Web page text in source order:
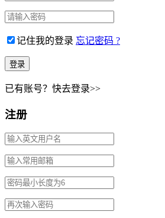
记住我的登录 忘记密码 ?
已有账号？快去登录>>
注册